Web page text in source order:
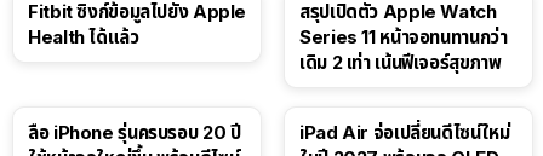
Fitbit ซิงก์ข้อมูลไปยัง Apple
Health ได้แล้ว
สรุปเปิดตัว Apple Watch
Series 11 หน้าจอทนทานกว่า
เดิม 2 เท่า เน้นฟีเจอร์สุขภาพ
ลือ iPhone รุ่นครบรอบ 20 ปี
iPad Air จ่อเปลี่ยนดีไซน์ใหม่